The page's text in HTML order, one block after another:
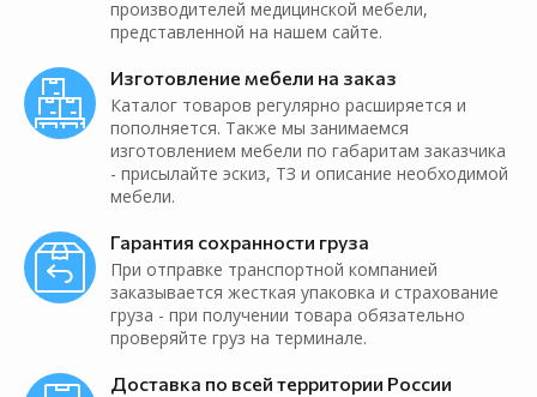
производителей медицинской мебели,
представленной на нашем сайте.
Изготовление мебели на заказ
Каталог товаров регулярно расширяется и
пополняется. Также мы занимаемся
изготовлением мебели по габаритам заказчика
- присылайте эскиз, ТЗ и описание необходимой
мебели.
Гарантия сохранности груза
При отправке транспортной компанией
заказывается жесткая упаковка и страхование
груза - при получении товара обязательно
проверяйте груз на терминале.
Доставка по всей территории России